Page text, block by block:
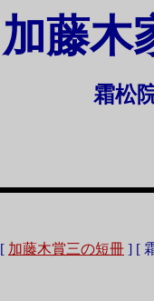
加藤木
霜松
[ 加藤木賞三の短冊 ] [